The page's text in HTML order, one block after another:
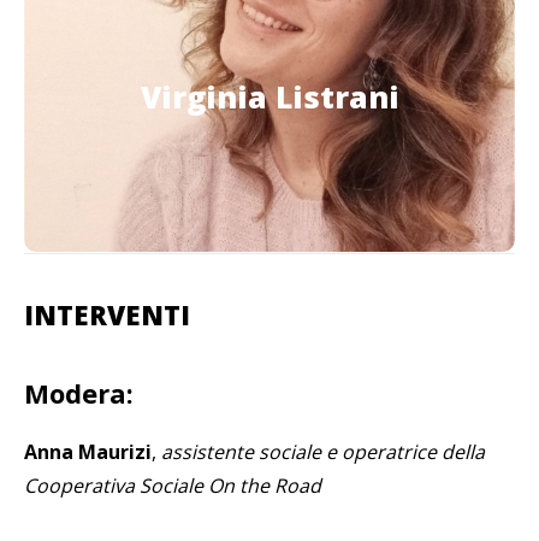
Virginia Listrani
Virginia Listrani
Psicologa della Cooperativa Sociale On the Road
INTERVENTI
Modera:
Anna Maurizi, assistente sociale e operatrice della
Cooperativa Sociale On the Road